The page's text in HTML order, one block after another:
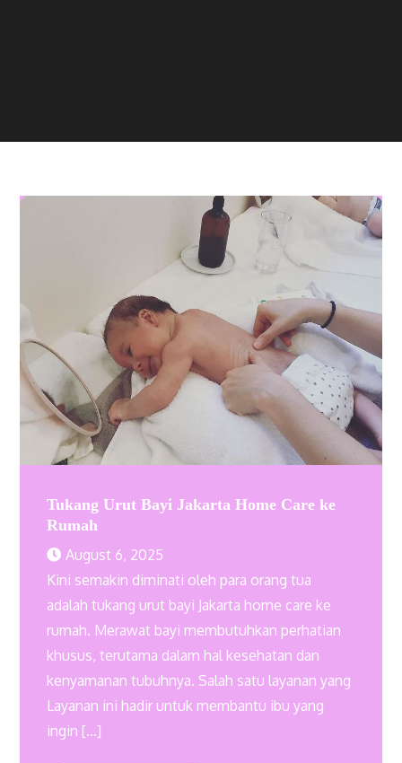
Tukang Urut Bayi Jakarta Home Care ke
Rumah
August 6, 2025
Kini semakin diminati oleh para orang tua
adalah tukang urut bayi Jakarta home care ke
rumah. Merawat bayi membutuhkan perhatian
khusus, terutama dalam hal kesehatan dan
kenyamanan tubuhnya. Salah satu layanan yang
Layanan ini hadir untuk membantu ibu yang
ingin […]